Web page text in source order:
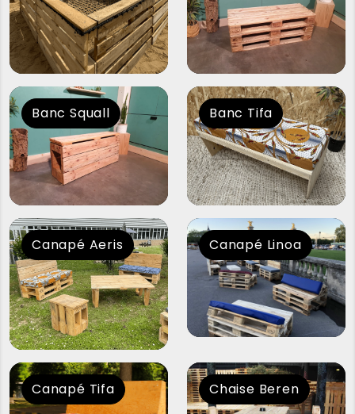
Banc Squall Banc Tifa
Canapé Aeris Canapé Linoa
Canapé Tifa Chaise Beren